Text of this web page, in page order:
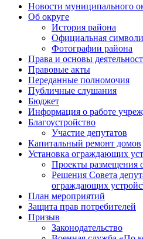
Новости муниципального
Об округе
История района
Официальная
Фотографии района
Права и основы
Правовые акты
Переданные полномочия
Публичные слушания
Бюджет
Информация о работе
Благоустройство
Участие депутатов
Капитальный ремонт домов
Установка ограждающих
Проекты размещения
Решения Совета
ограждающих
План мероприятий
Защита прав потребителей
Призыв
Законодательство